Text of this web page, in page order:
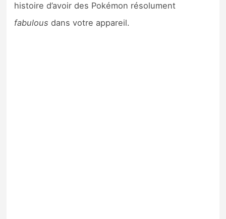
histoire d’avoir des Pokémon résolument
fabulous dans votre appareil.